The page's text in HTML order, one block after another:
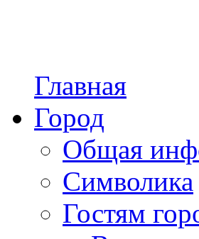
Главная
Город
Общая
Символика
Гостям